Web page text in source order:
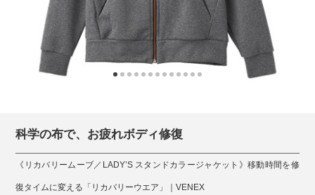
科学の布で、お疲れボディ修復
《リカバリームーブ／LADY’S スタンドカラージャケット》移動時間を修
復タイムに変える「リカバリーウエア」｜VENEX